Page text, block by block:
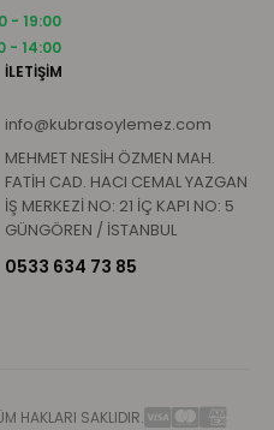
- 19:00
- 14:00
İLETİŞİM
info@kubrasoylemez.com
MEHMET NESİH ÖZMEN MAH.
FATİH CAD. HACI CEMAL YAZGAN
İŞ MERKEZİ NO: 21 İÇ KAPI NO: 5
GÜNGÖREN / İSTANBUL
0533 634 73 85
HAKLARI SAKLIDIR.